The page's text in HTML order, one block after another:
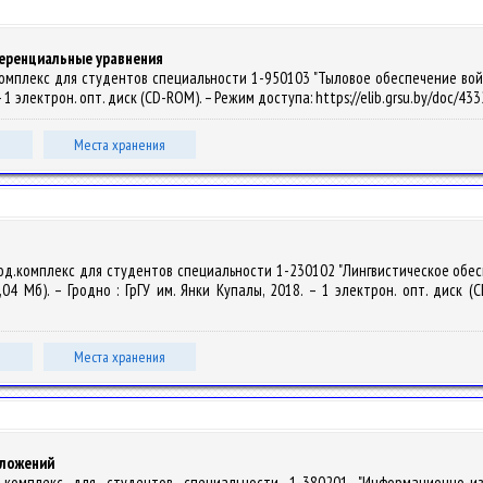
уравнения
для студентов специальности 1-950103 "Тыловое обеспечение
электрон. опт. диск (CD-ROM). – Режим доступа: https://elib.grsu.by/doc/
Места хранения
для студентов специальности 1-230102 "Лингвистическое
Мб). – Гродно : ГрГУ им. Янки Купалы, 2018. – 1 электрон. опт. диск
Места хранения